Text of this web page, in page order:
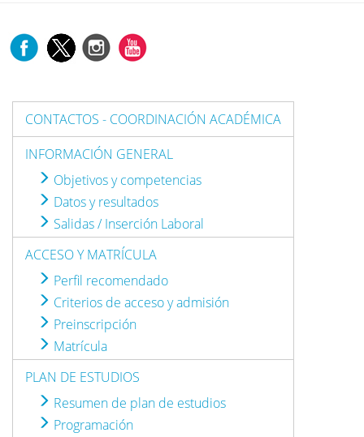
CONTACTOS - COORDINACIÓN ACADÉMICA
INFORMACIÓN GENERAL
Objetivos y competencias
Datos y resultados
Salidas / Inserción Laboral
ACCESO Y MATRÍCULA
Perfil recomendado
Criterios de acceso y admisión
Preinscripción
Matrícula
PLAN DE ESTUDIOS
Resumen de plan de estudios
Programación